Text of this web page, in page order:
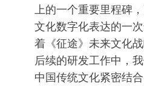
上的一个重要里程碑
文化数字化表达的一
着《征途》未来文化
后续的研发工作中，
中国传统文化紧密结